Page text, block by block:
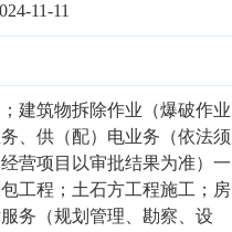
11-11
建筑物拆除作业（爆破作业
、供（配）电业务（依法须
营项目以审批结果为准）一
工程；土石方工程施工；房
务（规划管理、勘察、设